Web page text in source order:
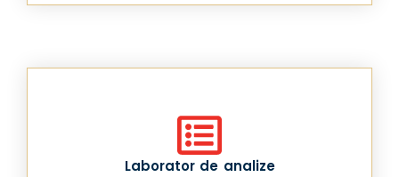
Laborator de analize